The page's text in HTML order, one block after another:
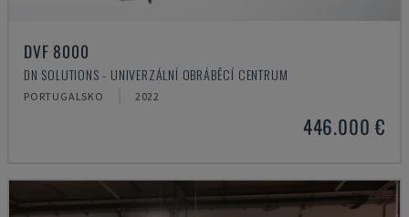
DVF 8000
DN SOLUTIONS - UNIVERZÁLNÍ OBRÁBĚCÍ CENTRUM
PORTUGALSKO 2022
446.000 €